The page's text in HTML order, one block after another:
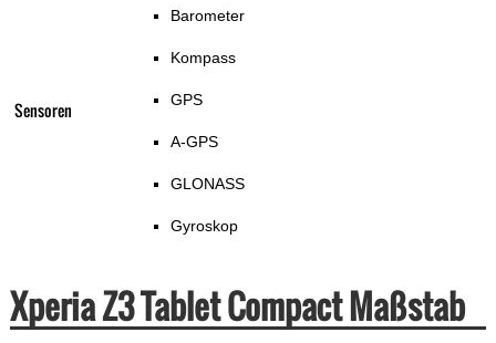
Sensoren
Barometer
Kompass
GPS
A-GPS
GLONASS
Gyroskop
Xperia Z3 Tablet Compact Maßstab